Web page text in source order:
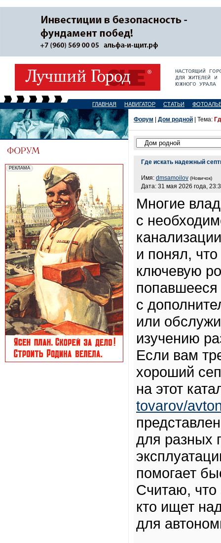
ГЛАВНАЯ НАВИГАТОР СТАТЬИ
Форум Дом родной | Тема:
Где искать надежный
Имя: dmsamoilov (Новичок)
Дата: 31 мая 2026 года,
Многие
с
и понял,
ключевую
попавшееся
с
или
изучению
Если вам
хороший
на этот
tovarov/
для разных
помогает
Считаю, что
кто ищет
для